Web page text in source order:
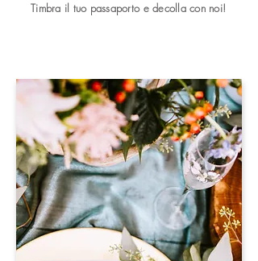
Timbra il tuo passaporto e decolla con noi!